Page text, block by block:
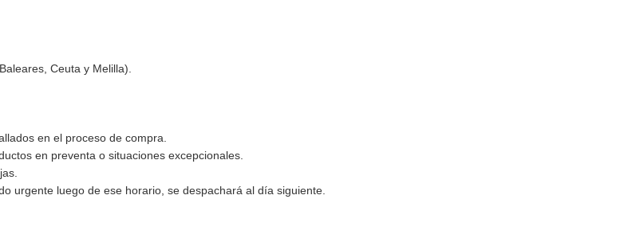
Ceuta y Melilla).
en el proceso de compra.
en preventa o situaciones excepcionales.
urgente luego de ese horario, se despachará al día siguiente.